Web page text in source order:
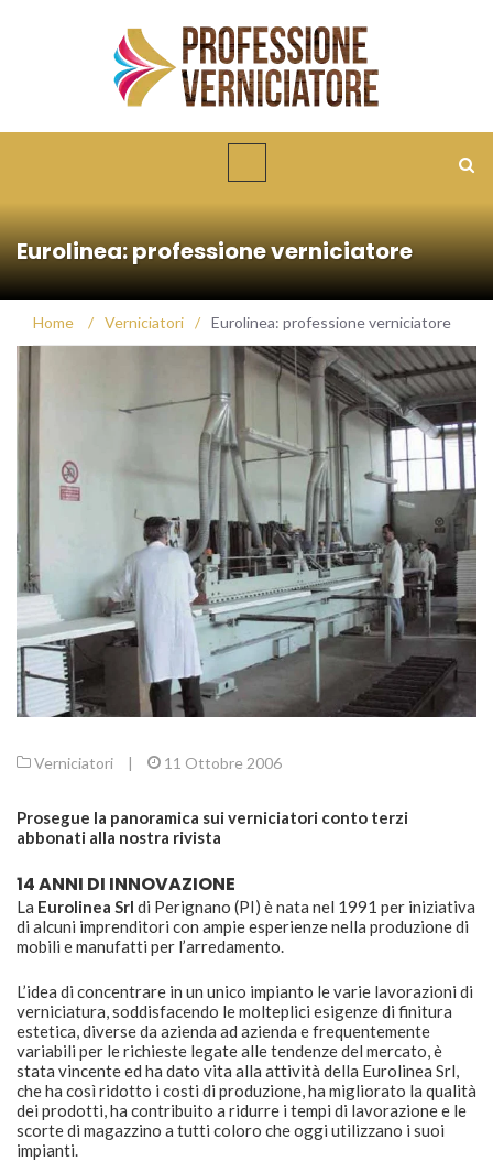
Eurolinea: professione verniciatore
Home / Verniciatori / Eurolinea: professione verniciatore
Verniciatori | 11 Ottobre 2006
Prosegue la panoramica sui verniciatori conto terzi
abbonati alla nostra rivista
14 ANNI DI INNOVAZIONE
La Eurolinea Srl di Perignano (PI) è nata nel 1991 per iniziativa
di alcuni imprenditori con ampie esperienze nella produzione di
mobili e manufatti per l’arredamento.
L’idea di concentrare in un unico impianto le varie lavorazioni di
verniciatura, soddisfacendo le molteplici esigenze di finitura
estetica, diverse da azienda ad azienda e frequentemente
variabili per le richieste legate alle tendenze del mercato, è
stata vincente ed ha dato vita alla attività della Eurolinea Srl,
che ha così ridotto i costi di produzione, ha migliorato la qualità
dei prodotti, ha contribuito a ridurre i tempi di lavorazione e le
scorte di magazzino a tutti coloro che oggi utilizzano i suoi
impianti.